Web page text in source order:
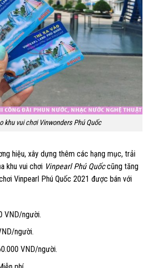
khu vui chơi Vinwonders Phú Quốc
hiệu, xây dựng thêm các hạng mục, trải
khu vui chơi Vinpearl Phú Quốccũng tăng
Vinpearl Phú Quốc 2021 được bán với
VND/người.
người.
VND/người.